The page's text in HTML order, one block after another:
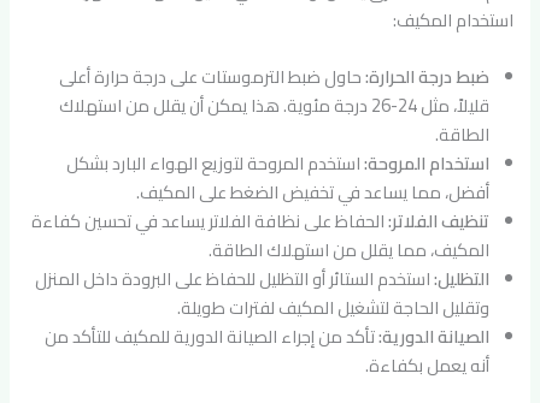
استخدام المكيف:
ضبط درجة الحرارة:حاول ضبط الترموستات على درجة حرارة أعلى
قليلاً، مثل 24-26 درجة مئوية. هذا يمكن أن يقلل من استهلاك
الطاقة.
استخدام المروحة:استخدم المروحة لتوزيع الهواء البارد بشكل
أفضل، مما يساعد في تخفيض الضغط على المكيف.
تنظيف الفلاتر:الحفاظ على نظافة الفلاتر يساعد في تحسين كفاءة
المكيف، مما يقلل من استهلاك الطاقة.
التظليل:استخدم الستائر أو التظليل للحفاظ على البرودة داخل المنزل
وتقليل الحاجة لتشغيل المكيف لفترات طويلة.
الصيانة الدورية:تأكد من إجراء الصيانة الدورية للمكيف للتأكد من
أنه يعمل بكفاءة.